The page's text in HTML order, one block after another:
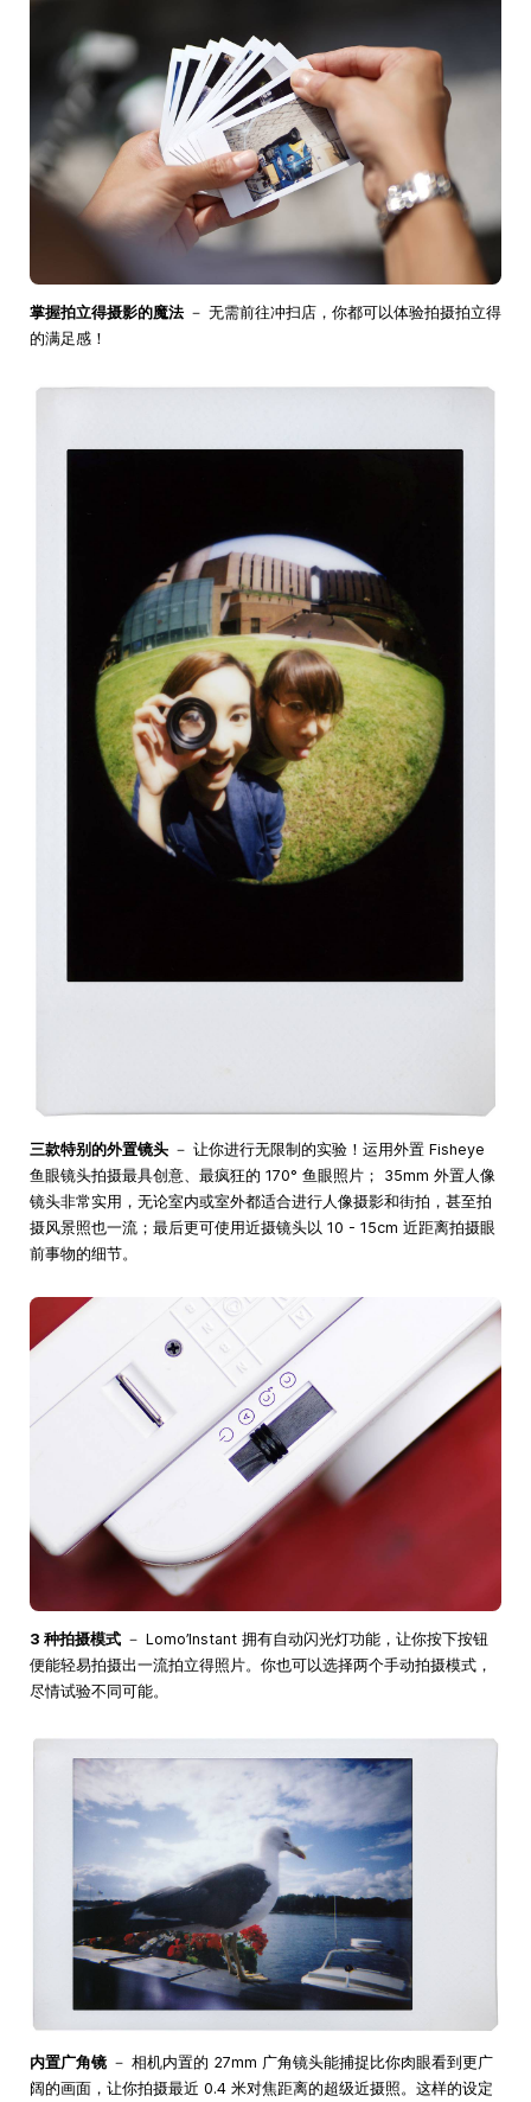
掌握拍立得摄影的魔法 － 无需前往冲扫店，你都可以体验拍摄拍立得
的满足感！
三款特别的外置镜头 － 让你进行无限制的实验！运用外置 Fisheye
鱼眼镜头拍摄最具创意、最疯狂的 170° 鱼眼照片； 35mm 外置人像
镜头非常实用，无论室内或室外都适合进行人像摄影和街拍，甚至拍
摄风景照也一流；最后更可使用近摄镜头以 10 - 15cm 近距离拍摄眼
前事物的细节。
3 种拍摄模式 － Lomo’Instant 拥有自动闪光灯功能，让你按下按钮
便能轻易拍摄出一流拍立得照片。你也可以选择两个手动拍摄模式，
尽情试验不同可能。
内置广角镜 － 相机内置的 27mm 广角镜头能捕捉比你肉眼看到更广
阔的画面，让你拍摄最近 0.4 米对焦距离的超级近摄照。这样的设定